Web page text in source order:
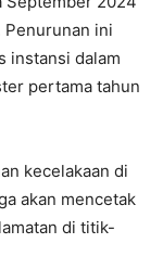
Penurunan ini
instansi dalam
pertama tahun
kecelakaan di
akan mencetak
di titik-